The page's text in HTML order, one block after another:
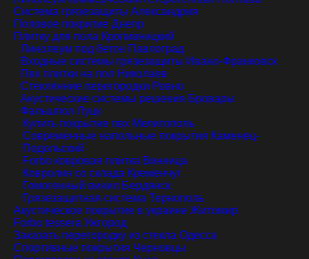
Система грязезащиты Александрия
Половое покритие Днепр
Плитку для пола Кропивницкий
Линолеум под бетон Павлоград
Входные системы грязезащиты Ивано-Франковск
Пвх плитки на пол Николаев
Стеклянние перегородки Ровно
Акустические системы решения Бровары
Фальшпол Луцк
Купить покрытие пвх Мелитополь
Современные напольные покрытия Каменец-
Подольский
Forbo ковровая плитка Винница
Ковролин со склада Кременчуг
Гомогенный винил Бердянск
Грязезащитная система Тернополь
Акустическое покрытие в украине Житомир
Forbo tessera Ужгород
Заказать перегородку из стекла Одесса
Спортивные покрытия Черновцы